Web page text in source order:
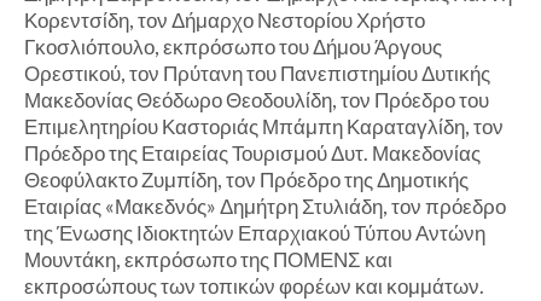
Κορεντσίδη, τον Δήμαρχο Νεστορίου Χρήστο
Γκοσλιόπουλο, εκπρόσωπο του Δήμου Άργους
Ορεστικού, τον Πρύτανη του Πανεπιστημίου Δυτικής
Μακεδονίας Θεόδωρο Θεοδουλίδη, τον Πρόεδρο του
Επιμελητηρίου Καστοριάς Μπάμπη Καραταγλίδη, τον
Πρόεδρο της Εταιρείας Τουρισμού Δυτ. Μακεδονίας
Θεοφύλακτο Ζυμπίδη, τον Πρόεδρο της Δημοτικής
Εταιρίας «Μακεδνός» Δημήτρη Στυλιάδη, τον πρόεδρο
της Ένωσης Ιδιοκτητών Επαρχιακού Τύπου Αντώνη
Μουντάκη, εκπρόσωπο της ΠΟΜΕΝΣ και
εκπροσώπους των τοπικών φορέων και κομμάτων.